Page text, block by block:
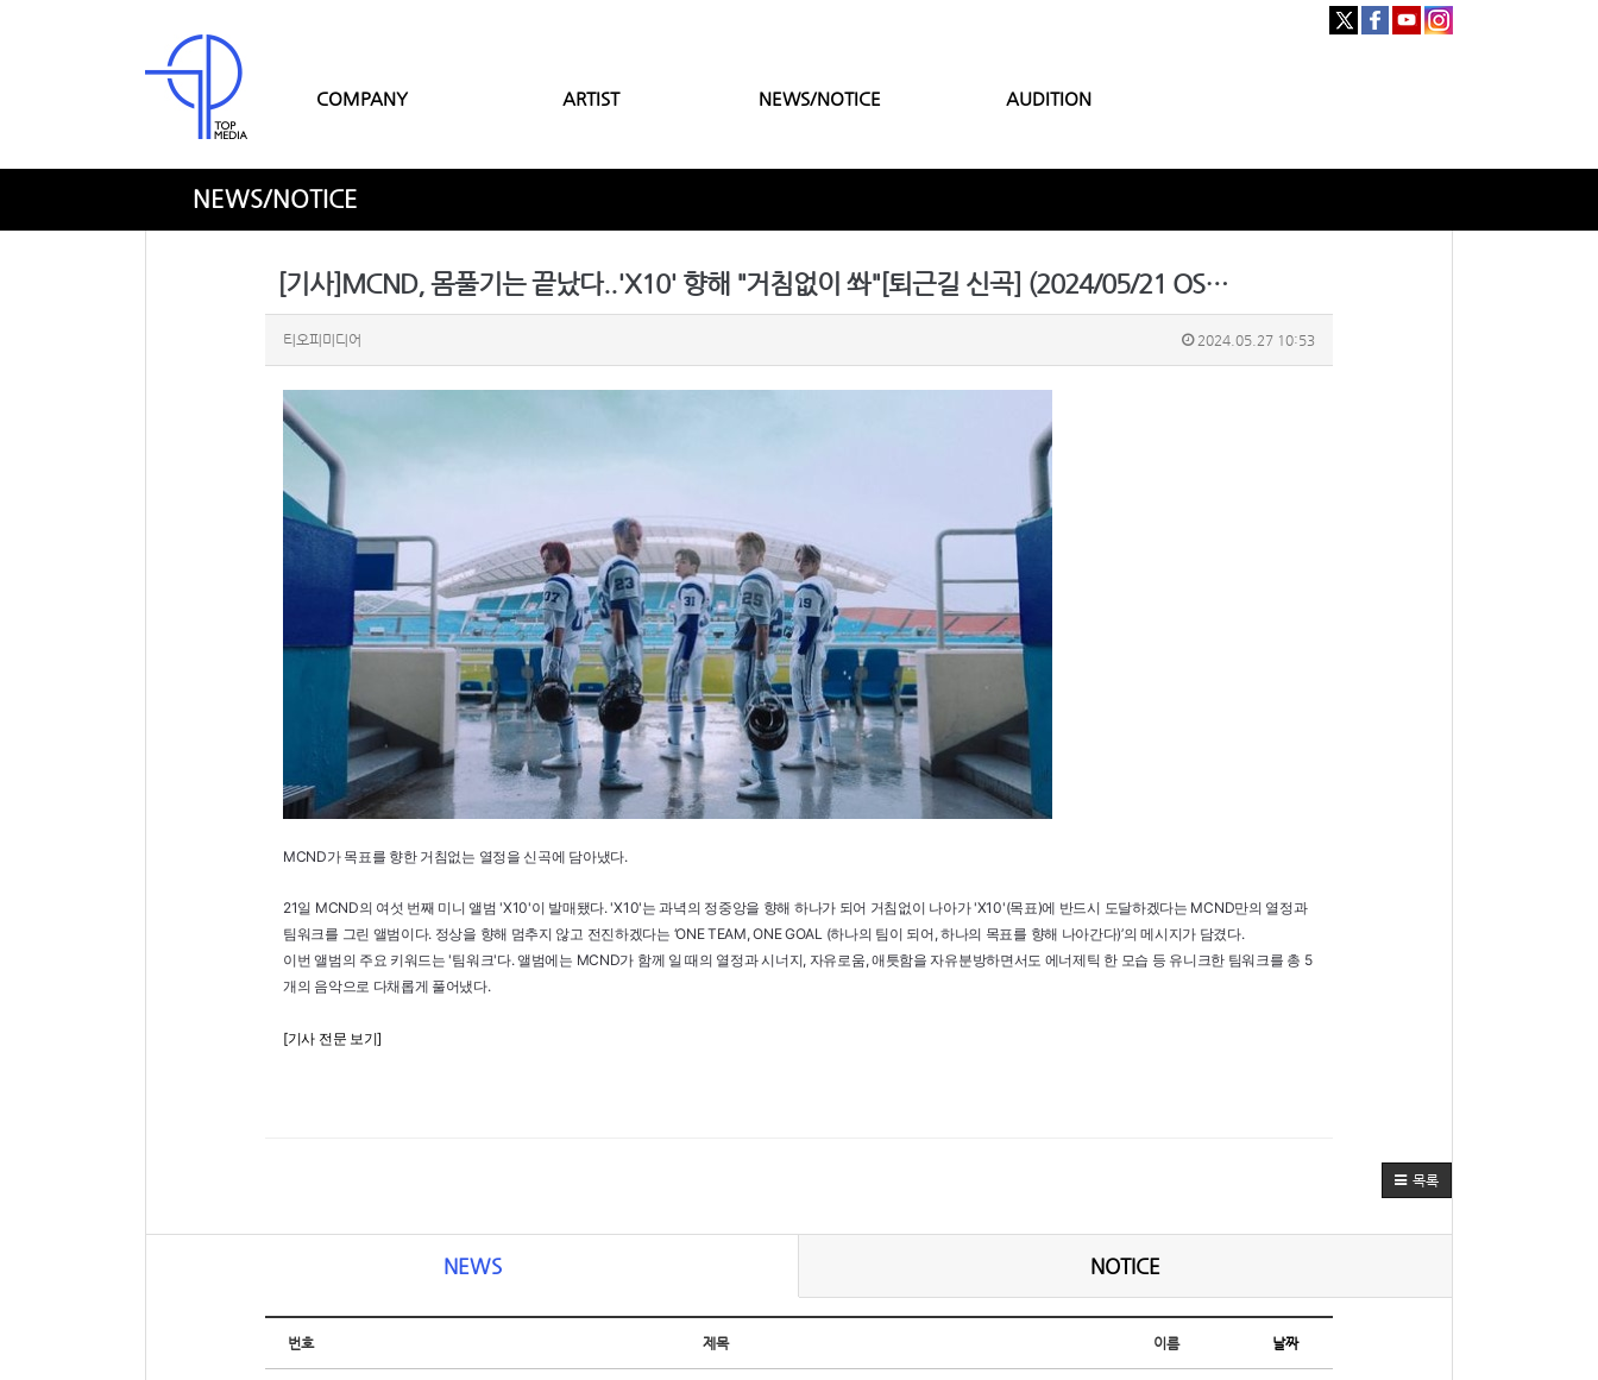
COMPANY ARTIST NEWS/NOTICE AUDITION
NEWS/NOTICE
[기사]MCND, 몸풀기는 끝났다..'X10' 향해 "거침없이 쏴"[퇴근길 신곡] (2024/05/21 OS…
티오피미디어 2024.05.27 10:53
MCND가 목표를 향한 거침없는 열정을 신곡에 담아냈다.
21일 MCND의 여섯 번째 미니 앨범 'X10'이 발매됐다. 'X10'는 과녁의 정중앙을 향해 하나가 되어 거침없이 나아가 'X10'(목표)에 반드시 도달하겠다는 MCND만의 열정과
팀워크를 그린 앨범이다. 정상을 향해 멈추지 않고 전진하겠다는 ‘ONE TEAM, ONE GOAL (하나의 팀이 되어, 하나의 목표를 향해 나아간다)’의 메시지가 담겼다.
이번 앨범의 주요 키워드는 '팀워크'다. 앨범에는 MCND가 함께 일 때의 열정과 시너지, 자유로움, 애틋함을 자유분방하면서도 에너제틱 한 모습 등 유니크한 팀워크를 총 5
개의 음악으로 다채롭게 풀어냈다.
[기사 전문 보기]
목록
NEWS NOTICE
번호 제목 이름 날짜